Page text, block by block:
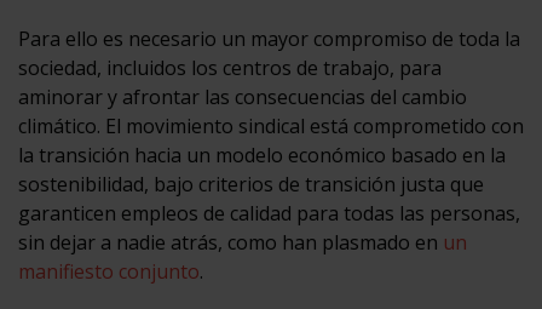
Para ello es necesario un mayor compromiso de toda la
sociedad, incluidos los centros de trabajo, para
aminorar y afrontar las consecuencias del cambio
climático. El movimiento sindical está comprometido con
la transición hacia un modelo económico basado en la
sostenibilidad, bajo criterios de transición justa que
garanticen empleos de calidad para todas las personas,
sin dejar a nadie atrás, como han plasmado en un
manifiesto conjunto.